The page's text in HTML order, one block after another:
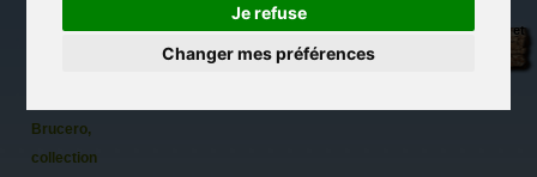
Je refuse
Changer mes préférences
Librairie des
Carterie
originale
Activités
détente et jeux
Objets déco et
Brucero,
collection